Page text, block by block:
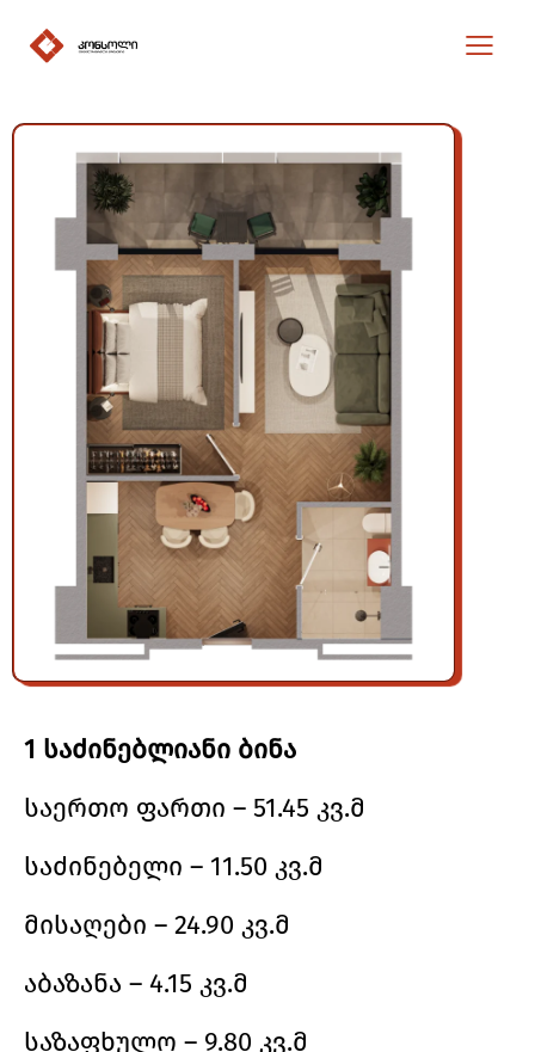
1 საძინებლიანი ბინა
საერთო ფართი – 51.45 კვ.მ
საძინებელი – 11.50 კვ.მ
მისაღები – 24.90 კვ.მ
აბაზანა – 4.15 კვ.მ
საზაფხულო – 9.80 კვ.მ